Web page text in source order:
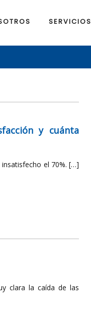
SERVICIOS
y cuánta
el 70%. […]
clara la caída de las